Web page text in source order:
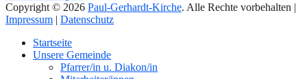
Copyright © 2026 Paul-Gerhardt-Kirche. Alle Rechte vorbehalten |
Impressum | Datenschutz
oben
Startseite
Unsere Gemeinde
Pfarrer/in u. Diakon/in